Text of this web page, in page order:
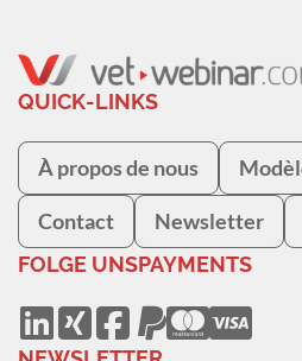
QUICK-LINKS
À propos de nous
Contact Newsletter
FOLGE UNSPAYMENTS